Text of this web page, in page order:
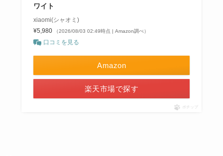
ワイト
xiaomi(シャオミ)
¥5,980
（2026/08/03 02:49時点 | Amazon調べ）
口コミを見る
Amazon
楽天市場で探す
ポチップ